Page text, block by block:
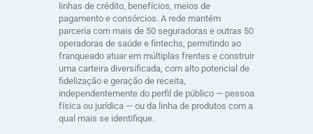
linhas de crédito, benefícios, meios de
pagamento e consórcios. A rede mantém
parceria com mais de 50 seguradoras e outras 50
operadoras de saúde e fintechs, permitindo ao
franqueado atuar em múltiplas frentes e construir
uma carteira diversificada, com alto potencial de
fidelização e geração de receita,
independentemente do perfil de público — pessoa
física ou jurídica — ou da linha de produtos com a
qual mais se identifique.